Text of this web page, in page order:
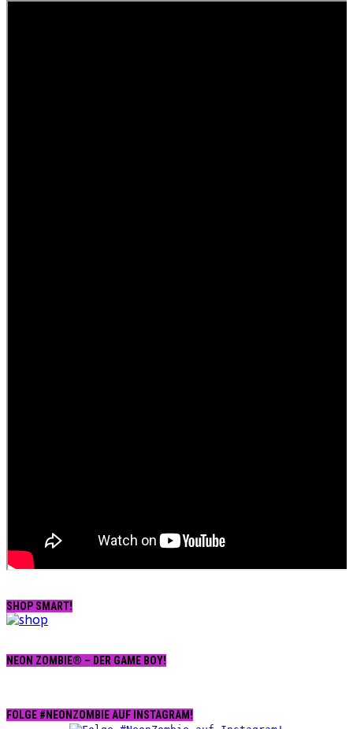
SHOP SMART!
NEON ZOMBIE® – DER GAME BOY!
FOLGE #NEONZOMBIE AUF INSTAGRAM!